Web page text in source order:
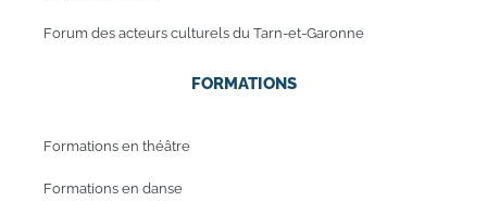
Forum des acteurs culturels du Tarn-et-Garonne
FORMATIONS
Formations en théâtre
Formations en danse